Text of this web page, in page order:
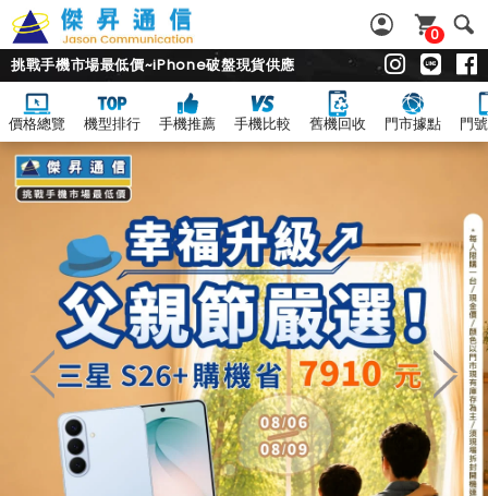
0
挑戰手機市場最低價~iPhone破盤現貨供應
價格總覽 機型排行 手機推薦 手機比較 舊機回收 門市據點 門